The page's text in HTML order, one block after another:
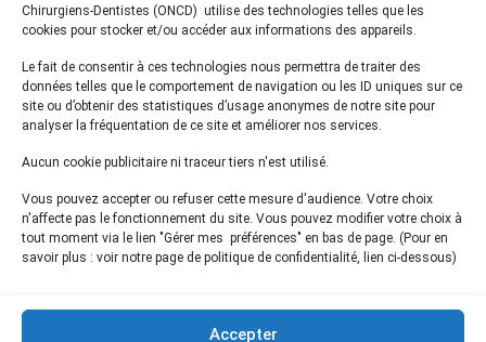
Chirurgiens-Dentistes (ONCD) utilise des technologies telles que les
cookies pour stocker et/ou accéder aux informations des appareils.
Le fait de consentir à ces technologies nous permettra de traiter des
données telles que le comportement de navigation ou les ID uniques sur ce
site ou d’obtenir des statistiques d’usage anonymes de notre site pour
analyser la fréquentation de ce site et améliorer nos services.
Aucun cookie publicitaire ni traceur tiers n'est utilisé.
Vous pouvez accepter ou refuser cette mesure d'audience. Votre choix
n'affecte pas le fonctionnement du site. Vous pouvez modifier votre choix à
tout moment via le lien "Gérer mes préférences" en bas de page. (Pour en
savoir plus : voir notre page de politique de confidentialité, lien ci-dessous)
Accepter
Actualités
Presse
Informations légales
Plan du site
Inscrivez-vous à notrenewsletter